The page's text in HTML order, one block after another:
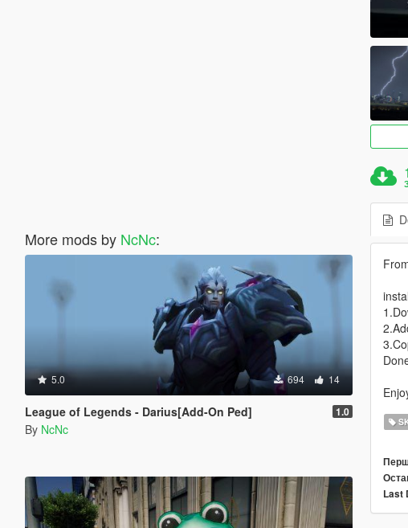
More mods by NcNc:
5.0 694 14
League of Legends - Darius[Add-On Ped] 1.0
By NcNc
Last